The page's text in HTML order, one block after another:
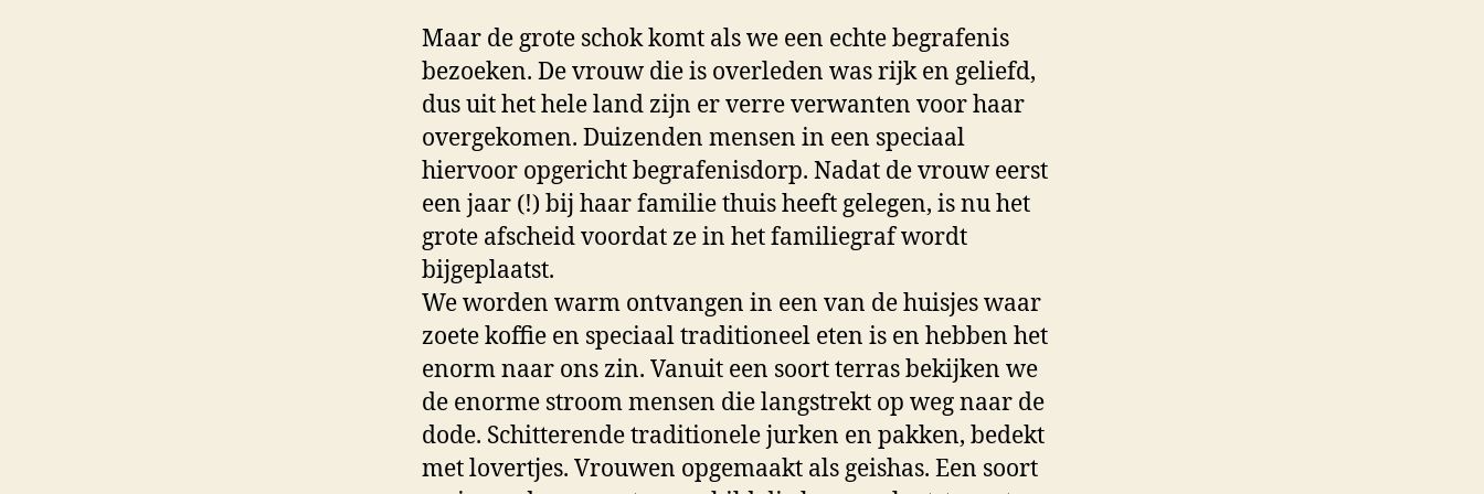
Maar de grote schok komt als we een echte begrafenis
bezoeken. De vrouw die is overleden was rijk en geliefd,
dus uit het hele land zijn er verre verwanten voor haar
overgekomen. Duizenden mensen in een speciaal
hiervoor opgericht begrafenisdorp. Nadat de vrouw eerst
een jaar (!) bij haar familie thuis heeft gelegen, is nu het
grote afscheid voordat ze in het familiegraf wordt
bijgeplaatst.
We worden warm ontvangen in een van de huisjes waar
zoete koffie en speciaal traditioneel eten is en hebben het
enorm naar ons zin. Vanuit een soort terras bekijken we
de enorme stroom mensen die langstrekt op weg naar de
dode. Schitterende traditionele jurken en pakken, bedekt
met lovertjes. Vrouwen opgemaakt als geishas. Een soort